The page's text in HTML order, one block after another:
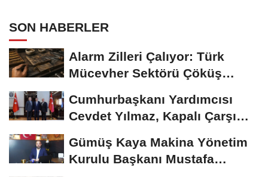
SON HABERLER
Alarm Zilleri Çalıyor: Türk
Mücevher Sektörü Çöküş
Cumhurbaşkanı Yardımcısı
Cevdet Yılmaz, Kapalı Çarşı
Gümüş Kaya Makina Yönetim
Kurulu Başkanı Mustafa